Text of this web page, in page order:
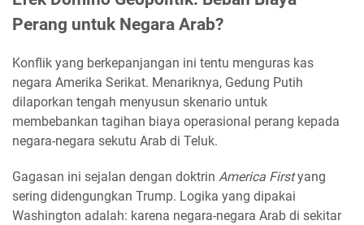
Perang untuk Negara Arab?
Konflik yang berkepanjangan ini tentu menguras kas
negara Amerika Serikat. Menariknya, Gedung Putih
dilaporkan tengah menyusun skenario untuk
membebankan tagihan biaya operasional perang kepada
negara-negara sekutu Arab di Teluk.
Gagasan ini sejalan dengan doktrin America Firstyang
sering didengungkan Trump. Logika yang dipakai
Washington adalah: karena negara-negara Arab di sekitar